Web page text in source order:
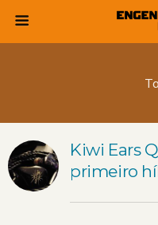
Kiwi Ears
primeiro